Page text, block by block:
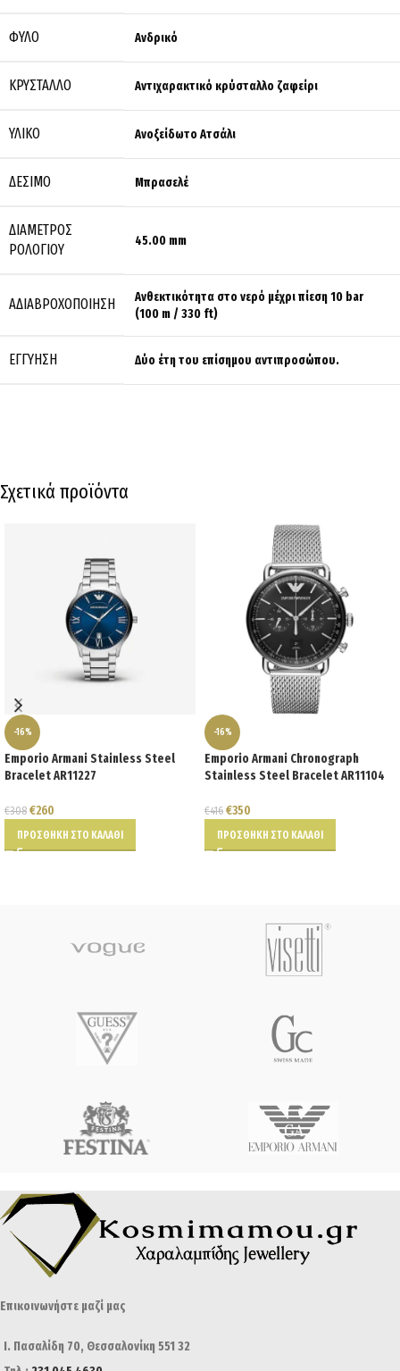
ΦΎΛΟ Ανδρικό
ΚΡΎΣΤΑΛΛΟ Αντιχαρακτικό κρύσταλλο ζαφείρι
ΥΛΙΚΌ Ανοξείδωτο Ατσάλι
ΔΈΣΙΜΟ Μπρασελέ
ΔΙΆΜΕΤΡΟΣ
ΡΟΛΟΓΙΟΎ
45.00 mm
ΑΔΙΑΒΡΟΧΟΠΟΊΗΣΗ
Ανθεκτικότητα στο νερό μέχρι πίεση 10 bar
(100 m / 330 ft)
ΕΓΓΎΗΣΗ Δύο έτη του επίσημου αντιπροσώπου.
Σχετικά προϊόντα
-16%
Emporio Armani Stainless Steel
Bracelet AR11227
€308 €260
ΠΡΟΣΘΉΚΗ ΣΤΟ ΚΑΛΆΘΙ
-16%
Emporio Armani Chronograph
Stainless Steel Bracelet AR11104
€416 €350
ΠΡΟΣΘΉΚΗ ΣΤΟ ΚΑΛΆΘΙ
Επικοινωνήστε μαζί μας
Ι. Πασαλίδη 70, Θεσσαλονίκη 551 32